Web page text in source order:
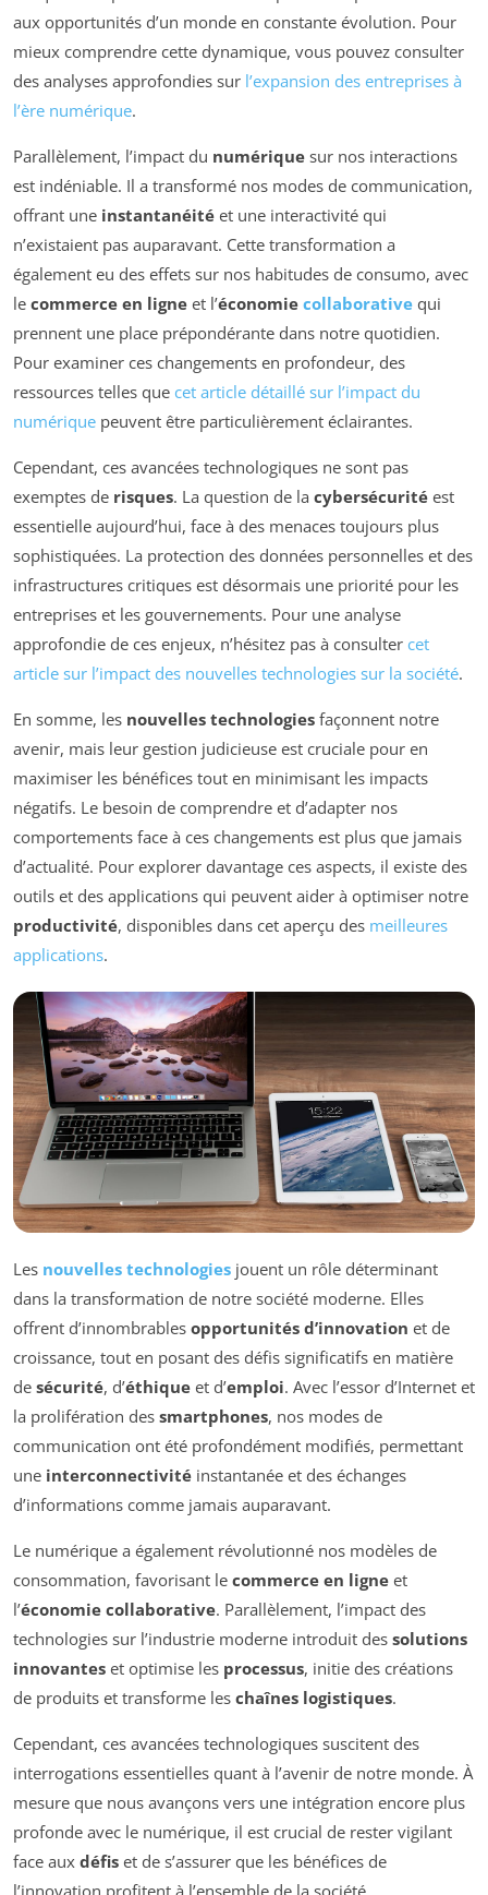
aux opportunités d’un monde en constante évolution. Pour
mieux comprendre cette dynamique, vous pouvez consulter
des analyses approfondies sur l’expansion des entreprises à
l’ère numérique.
Parallèlement, l’impact du numérique sur nos interactions
est indéniable. Il a transformé nos modes de communication,
offrant une instantanéité et une interactivité qui
n’existaient pas auparavant. Cette transformation a
également eu des effets sur nos habitudes de consumo, avec
le commerce en ligne et l’économie collaborative qui
prennent une place prépondérante dans notre quotidien.
Pour examiner ces changements en profondeur, des
ressources telles que cet article détaillé sur l’impact du
numérique peuvent être particulièrement éclairantes.
Cependant, ces avancées technologiques ne sont pas
exemptes de risques. La question de la cybersécurité est
essentielle aujourd’hui, face à des menaces toujours plus
sophistiquées. La protection des données personnelles et des
infrastructures critiques est désormais une priorité pour les
entreprises et les gouvernements. Pour une analyse
approfondie de ces enjeux, n’hésitez pas à consulter cet
article sur l’impact des nouvelles technologies sur la société.
En somme, les nouvelles technologies façonnent notre
avenir, mais leur gestion judicieuse est cruciale pour en
maximiser les bénéfices tout en minimisant les impacts
négatifs. Le besoin de comprendre et d’adapter nos
comportements face à ces changements est plus que jamais
d’actualité. Pour explorer davantage ces aspects, il existe des
outils et des applications qui peuvent aider à optimiser notre
productivité, disponibles dans cet aperçu des meilleures
applications.
Les nouvelles technologies jouent un rôle déterminant
dans la transformation de notre société moderne. Elles
offrent d’innombrables opportunités d’innovation et de
croissance, tout en posant des défis significatifs en matière
de sécurité, d’éthique et d’emploi. Avec l’essor d’Internet et
la prolifération des smartphones, nos modes de
communication ont été profondément modifiés, permettant
une interconnectivité instantanée et des échanges
d’informations comme jamais auparavant.
Le numérique a également révolutionné nos modèles de
consommation, favorisant le commerce en ligne et
l’économie collaborative. Parallèlement, l’impact des
technologies sur l’industrie moderne introduit des solutions
innovantes et optimise les processus, initie des créations
de produits et transforme les chaînes logistiques.
Cependant, ces avancées technologiques suscitent des
interrogations essentielles quant à l’avenir de notre monde. À
mesure que nous avançons vers une intégration encore plus
profonde avec le numérique, il est crucial de rester vigilant
face aux défis et de s’assurer que les bénéfices de